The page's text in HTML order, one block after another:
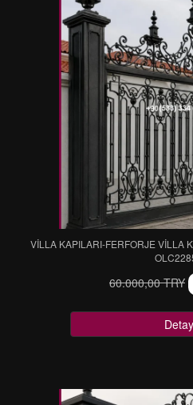
VİLLA KAPILARI-FERFORJE VİLLA
60.000,00 TRY
Detay